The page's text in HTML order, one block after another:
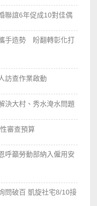
聯誼6年促成10對佳偶
手造勢 盼翻轉彰化打
訪查作業啟動
決大村、秀水淹水問題
審查預算
呼籲勞動部納入僱用安
問破百 凱旋社宅8/10接